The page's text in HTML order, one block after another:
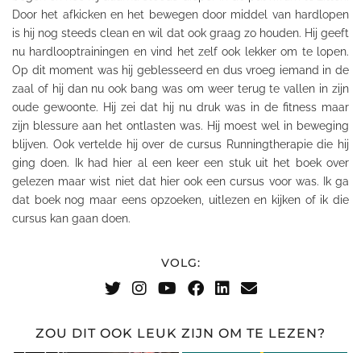
Door het afkicken en het bewegen door middel van hardlopen
is hij nog steeds clean en wil dat ook graag zo houden. Hij geeft
nu hardlooptrainingen en vind het zelf ook lekker om te lopen.
Op dit moment was hij geblesseerd en dus vroeg iemand in de
zaal of hij dan nu ook bang was om weer terug te vallen in zijn
oude gewoonte. Hij zei dat hij nu druk was in de fitness maar
zijn blessure aan het ontlasten was. Hij moest wel in beweging
blijven. Ook vertelde hij over de cursus Runningtherapiedie hij
ging doen. Ik had hier al een keer een stuk uit het boek over
gelezen maar wist niet dat hier ook een cursus voor was. Ik ga
dat boek nog maar eens opzoeken, uitlezen en kijken of ik die
cursus kan gaan doen.
VOLG:
ZOU DIT OOK LEUK ZIJN OM TE LEZEN?